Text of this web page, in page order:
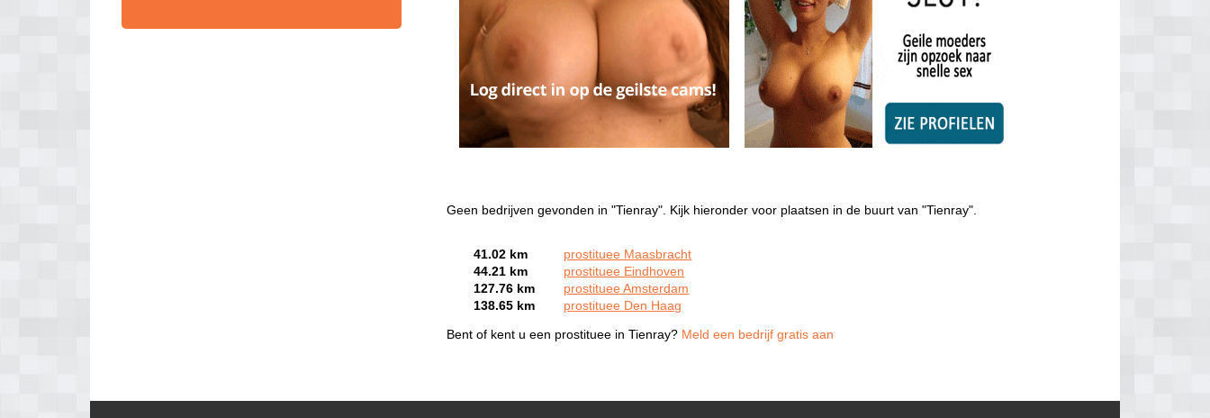
Geen bedrijven gevonden in "Tienray". Kijk hieronder voor plaatsen in de buurt van "Tienray".
41.02 km
prostituee Maasbracht
44.21 km
prostituee Eindhoven
127.76 km
prostituee Amsterdam
138.65 km
prostituee Den Haag
Bent of kent u een prostituee in Tienray? Meld een bedrijf gratis aan